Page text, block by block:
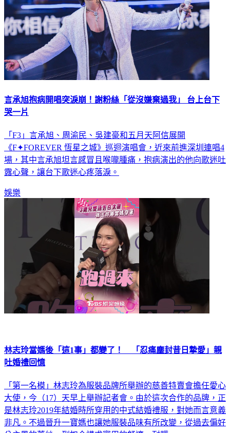
言承旭抱病開唱突淚崩！謝粉絲「從沒嫌棄過我」 台上台下
「F3」言承旭、周渝民、吳建豪和五月天阿信展開
《F✦FOREVER 恆星之城》巡迴演唱會，近來前進深圳連唱4
場，其中言承旭坦言感冒且喉嚨腫痛，抱病演出的他向歌迷吐
林志玲當媽後「這1事」都變了！ 「忍痛塵封昔日摯愛」親
「第一名模」林志玲為服裝品牌所舉辦的慈善特賣會擔任愛心
大使，今（17）天早上舉辦記者會。由於這次合作的品牌，正
是林志玲2019年結婚時所穿用的中式結婚禮服，對她而言意義